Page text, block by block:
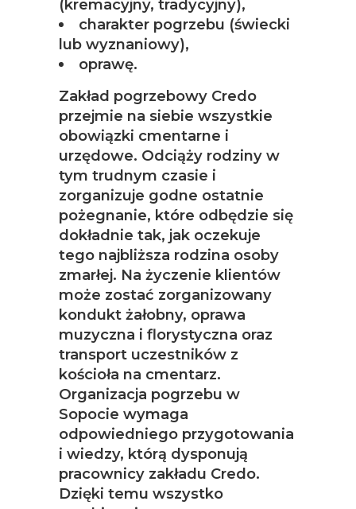
(kremacyjny, tradycyjny),
charakter pogrzebu (świecki
lub wyznaniowy),
oprawę.
Zakład pogrzebowy Credo
przejmie na siebie wszystkie
obowiązki cmentarne i
urzędowe. Odciąży rodziny w
tym trudnym czasie i
zorganizuje godne ostatnie
pożegnanie, które odbędzie się
dokładnie tak, jak oczekuje
tego najbliższa rodzina osoby
zmarłej. Na życzenie klientów
może zostać zorganizowany
kondukt żałobny, oprawa
muzyczna i florystyczna oraz
transport uczestników z
kościoła na cmentarz.
Organizacja pogrzebu w
Sopocie wymaga
odpowiedniego przygotowania
i wiedzy, którą dysponują
pracownicy zakładu Credo.
Dzięki temu wszystko